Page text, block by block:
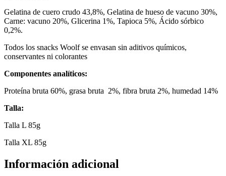
Gelatina de cuero crudo 43,8%, Gelatina de hueso de vacuno 30%,
Carne: vacuno 20%, Glicerina 1%, Tapioca 5%, Ácido sórbico
0,2%.
Todos los snacks Woolf se envasan sin aditivos químicos,
conservantes ni colorantes
Componentes analíticos:
Proteína bruta 60%, grasa bruta 2%, fibra bruta 2%, humedad 14%
Talla:
Talla L 85g
Talla XL 85g
Información adicional